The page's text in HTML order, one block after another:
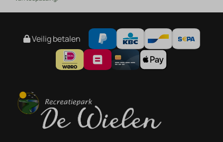
Veilig betalen